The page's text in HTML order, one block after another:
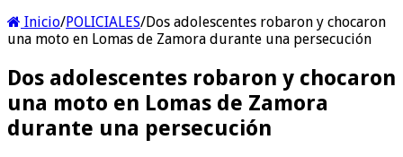
Inicio/POLICIALES/Dos adolescentes robaron y chocaron
una moto en Lomas de Zamora durante una persecución
Dos adolescentes robaron y chocaron
una moto en Lomas de Zamora
durante una persecución